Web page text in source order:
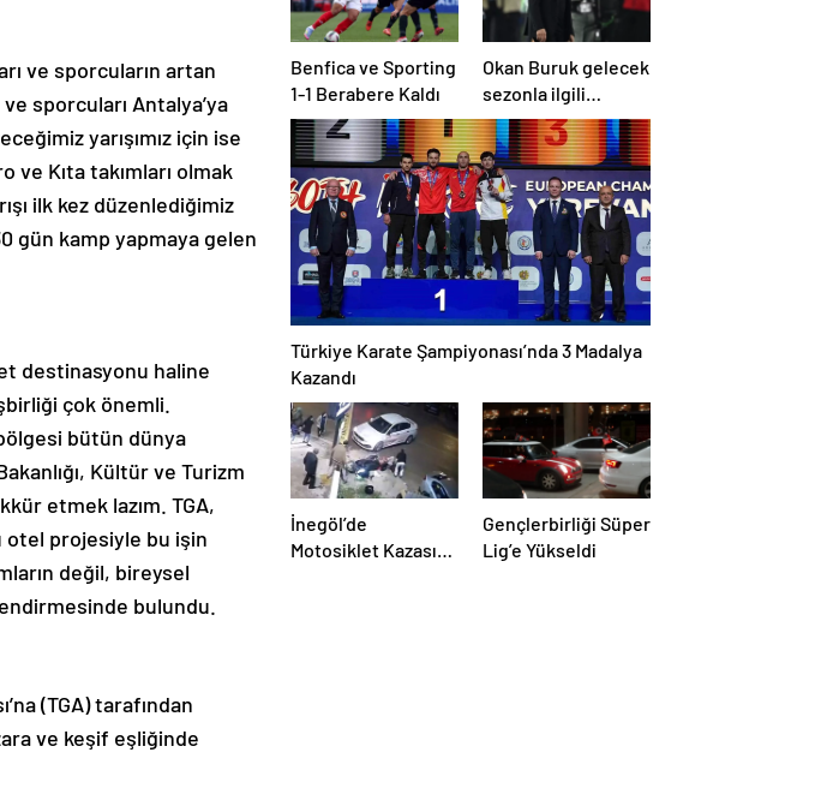
ve sporcuların artan
sporcuları Antalya’ya
yarışımız için ise
ve Kıta takımları olmak
ilk kez düzenlediğimiz
gün kamp yapmaya gelen
destinasyonu haline
çok önemli.
bütün dünya
Kültür ve Turizm
etmek lazım. TGA,
otel projesiyle bu işin
değil, bireysel
bulundu.
(TGA) tarafından
ve keşif eşliğinde
Benfica ve Sporting
1-1 Berabere Kaldı
Okan Buruk gelecek
sezonla ilgili
ipucunu verdi: Bu
sene 3, seneye de 4
Türkiye Karate Şampiyonası’nda 3 Madalya
Kazandı
İnegöl’de
Motosiklet Kazası:
Gençlerbirliği Süper
Lig’e Yükseldi